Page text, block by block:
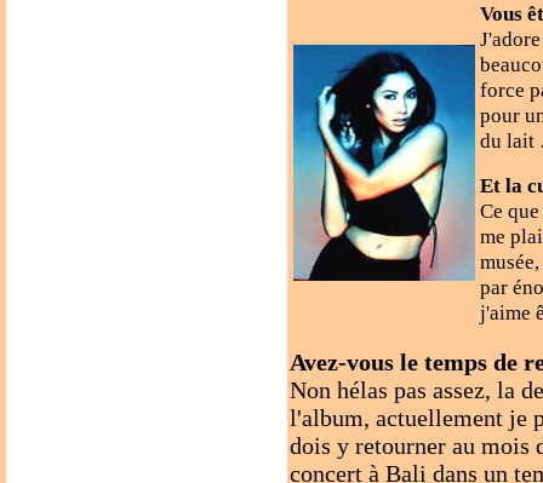
Vous
force
pour
du lait
Et la
Ce
me
par
j'aime
Avez-vous le temps de
Non hélas pas assez, la
l'album, actuellement je
dois y retourner au mois
concert à Bali dans un